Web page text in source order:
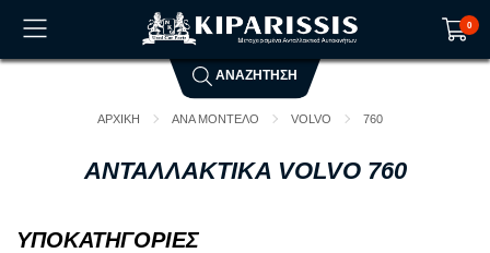
0
Το καλάθι αγορών είναι άδειο!
ΑΝΑΖΗΤΗΣΗ
ΑΡΧΙΚΗ ΑΝΑ ΜΟΝΤΕΛΟ VOLVO 760
ΑΝΤΑΛΛΑΚΤΙΚΑ VOLVO 760
ΥΠΟΚΑΤΗΓΟΡΙΕΣ